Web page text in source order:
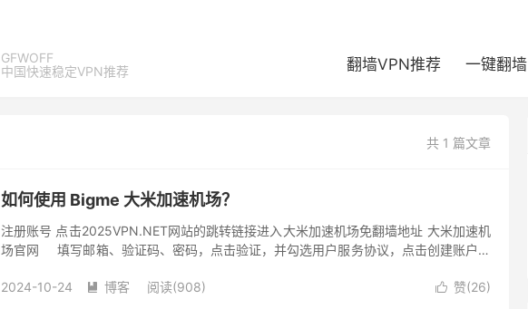
GFWOFF
中国快速稳定VPN推荐
翻墙VPN推荐 一键翻墙
共 1 篇文章
如何使用 Bigme 大米加速机场？
注册账号 点击2025VPN.NET网站的跳转链接进入大米加速机场免翻墙地址 大米加速机
场官网 填写邮箱、验证码、密码，点击验证，并勾选用户服务协议，点击创建账户即
 赞(26)
2024-10-24  博客 阅读(908)